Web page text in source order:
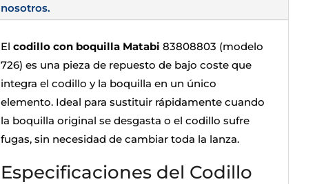
nosotros.
El codillo con boquilla Matabi 83808803 (modelo
726) es una pieza de repuesto de bajo coste que
integra el codillo y la boquilla en un único
elemento. Ideal para sustituir rápidamente cuando
la boquilla original se desgasta o el codillo sufre
fugas, sin necesidad de cambiar toda la lanza.
Especificaciones del Codillo